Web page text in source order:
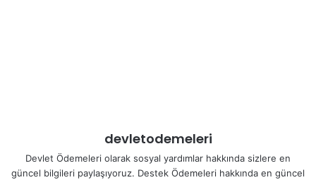
devletodemeleri
Devlet Ödemeleri olarak sosyal yardımlar hakkında sizlere en
güncel bilgileri paylaşıyoruz. Destek Ödemeleri hakkında en güncel